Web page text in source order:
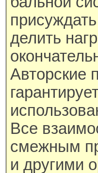
делить
Авторские
Все
смежным
и другими